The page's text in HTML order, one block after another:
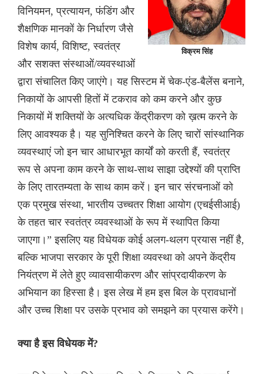
विक्रम सिंह
विनियमन, प्रत्यायन, फंडिंग और
शैक्षणिक मानकों के निर्धारण जैसे
विशेष कार्य, विशिष्ट, स्वतंत्र
और सशक्त संस्थाओं/व्यवस्थाओं
द्वारा संचालित किए जाएंगे। यह सिस्टम में चेक-एंड-बैलेंस बनाने,
निकायों के आपसी हितों में टकराव को कम करने और कुछ
निकायों में शक्तियों के अत्यधिक केंद्रीकरण को ख़त्म करने के
लिए आवश्यक है। यह सुनिश्चित करने के लिए चारों सांस्थानिक
व्यवस्थाएं जो इन चार आधारभूत कार्यों को करती हैं, स्वतंत्र
रूप से अपना काम करने के साथ-साथ साझा उद्देश्यों की प्राप्ति
के लिए तारतम्यता के साथ काम करें। इन चार संरचनाओं को
एक प्रमुख संस्था, भारतीय उच्चतर शिक्षा आयोग (एचईसीआई)
के तहत चार स्वतंत्र व्यवस्थाओं के रूप में स्थापित किया
जाएगा।” इसलिए यह विधेयक कोई अलग-थलग प्रयास नहीं है,
बल्कि भाजपा सरकार के पूरी शिक्षा व्यवस्था को अपने केंद्रीय
नियंत्रण में लेते हुए व्यावसायीकरण और सांप्रदायीकरण के
अभियान का हिस्सा है। इस लेख में हम इस बिल के प्रावधानों
और उच्च शिक्षा पर उसके प्रभाव को समझने का प्रयास करेंगे।
क्या है इस विधेयक में?